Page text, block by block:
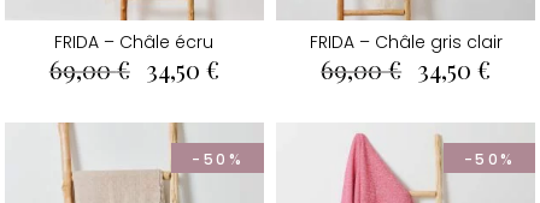
FRIDA – Châle écru
69,00€ Le
prix
initial
était :
69,00 €.
34,50 €Le
actuel
est :
34,50 €.
FRIDA – Châle gris clair
69,00€ Le
prix
initial
était :
69,00 €.
34,50€
est :
-50% -50%